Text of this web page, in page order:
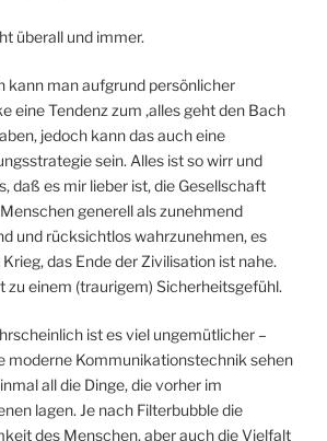
überall und immer.
kann man aufgrund persönlicher
eine Tendenz zum ‚alles geht den Bach
jedoch kann das auch eine
sein. Alles ist so wirr und
daß es mir lieber ist, die Gesellschaft
generell als zunehmend
und rücksichtlos wahrzunehmen, es
das Ende der Zivilisation ist nahe.
zu einem (traurigem) Sicherheitsgefühl.
ist es viel ungemütlicher –
moderne Kommunikationstechnik sehen
all die Dinge, die vorher im
lagen. Je nach Filterbubble die
des Menschen, aber auch die Vielfalt